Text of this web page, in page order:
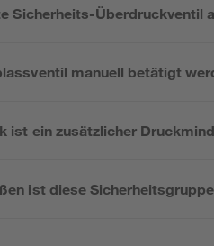
Sicherheits-Überdruckventil
manuell betätigt
ist ein zusätzlicher
ist diese